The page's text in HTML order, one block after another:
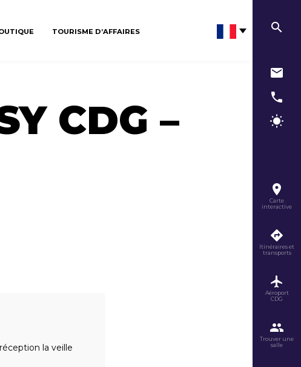
Carte
interactive
Itinéraires et
transports
Aéroport
CDG
Trouver une
salle
TOURISME D’AFFAIRES
CDG –
la veille